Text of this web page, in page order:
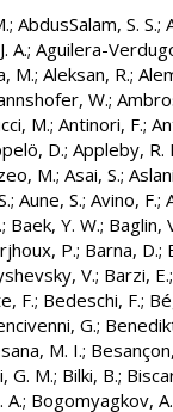
; AbdusSalam, S. S.;
A.; Aguilera-
M.; Aleksan, R.;
W.;
M.; Antinori, F.;
D.; Appleby, R.
M.; Asai, S.;
; Aune, S.; Avino, F.;
; Baek, Y. W.; Baglin,
P.; Barna, D.;
V.; Barzi, E.
F.; Bedeschi, F.;
G.;
M. I.;
G. M.; Bilki, B.;
A.; Bogomyagkov, A.